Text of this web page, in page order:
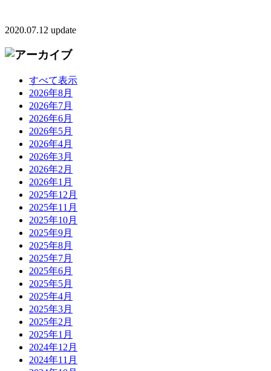
2020.07.12 update
すべて表示
2026年8月
2026年7月
2026年6月
2026年5月
2026年4月
2026年3月
2026年2月
2026年1月
2025年12月
2025年11月
2025年10月
2025年9月
2025年8月
2025年7月
2025年6月
2025年5月
2025年4月
2025年3月
2025年2月
2025年1月
2024年12月
2024年11月